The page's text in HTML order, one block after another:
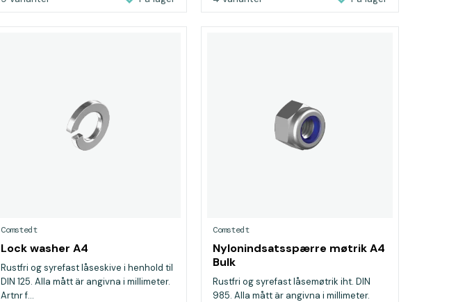
Comstedt
Lock washer A4
Rustfri og syrefast låseskive i henhold til
DIN 125. Alla mått är angivna i millimeter.
Artnr f...
Comstedt
Nylonindsatsspærre møtrik A4
Bulk
Rustfri og syrefast låsemøtrik iht. DIN
985. Alla mått är angivna i millimeter.